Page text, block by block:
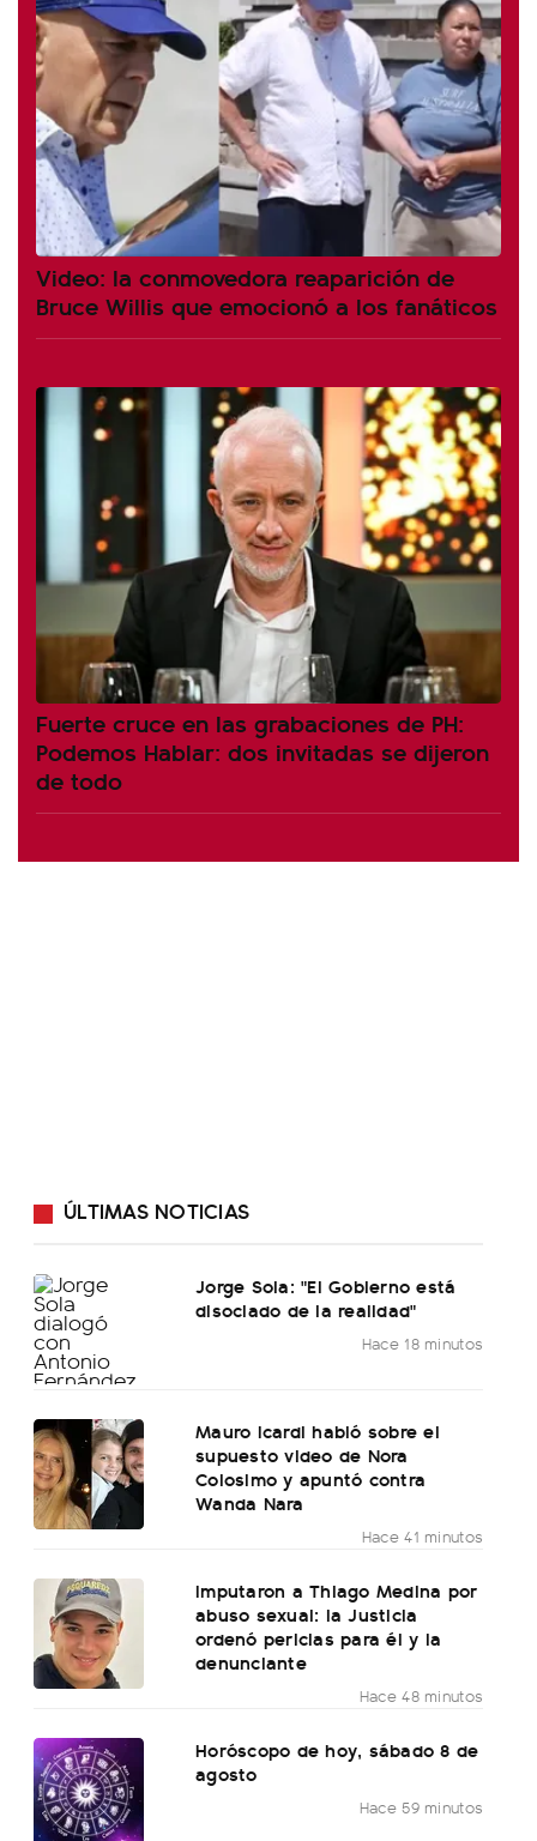
Video: la conmovedora reaparición de
Bruce Willis que emocionó a los fanáticos
Fuerte cruce en las grabaciones de PH:
Podemos Hablar: dos invitadas se dijeron
de todo
ÚLTIMAS NOTICIAS
Jorge Sola: "El Gobierno está
disociado de la realidad"
Hace 18 minutos
Mauro Icardi habló sobre el
supuesto video de Nora
Colosimo y apuntó contra
Wanda Nara
Hace 41 minutos
Imputaron a Thiago Medina por
abuso sexual: la Justicia
ordenó pericias para él y la
denunciante
Hace 48 minutos
Horóscopo de hoy, sábado 8 de
agosto
Hace 59 minutos